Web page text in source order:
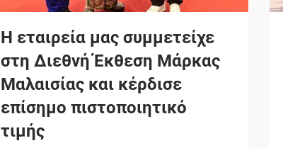
Η εταιρεία μας συμμετείχε
στη Διεθνή Έκθεση Μάρκας
Μαλαισίας και κέρδισε
επίσημο πιστοποιητικό
τιμής